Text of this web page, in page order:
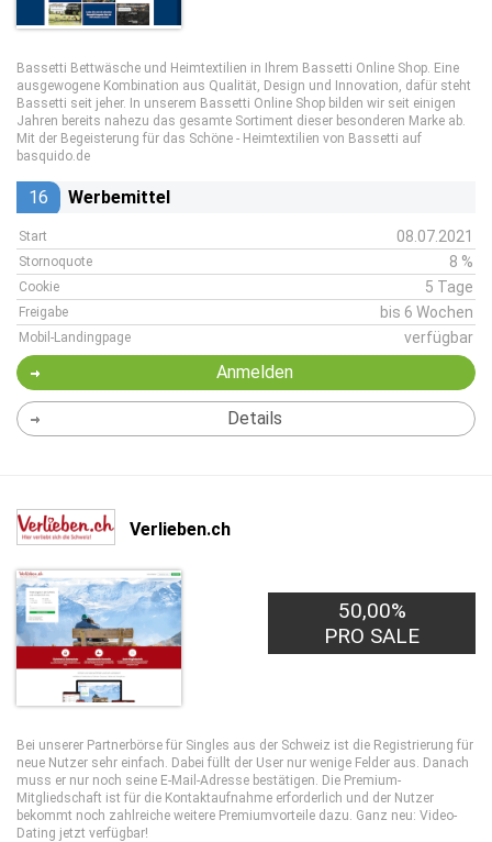
Bassetti Bettwäsche und Heimtextilien in Ihrem Bassetti Online Shop. Eine
ausgewogene Kombination aus Qualität, Design und Innovation, dafür steht
Bassetti seit jeher. In unserem Bassetti Online Shop bilden wir seit einigen
Jahren bereits nahezu das gesamte Sortiment dieser besonderen Marke ab.
Mit der Begeisterung für das Schöne - Heimtextilien von Bassetti auf
basquido.de
16 Werbemittel
Start 08.07.2021
Stornoquote 8 %
Cookie 5 Tage
Freigabe bis 6 Wochen
Mobil-Landingpage verfügbar
Anmelden
Details
Verlieben.ch
0,50€
PRO LEAD
50,00%
PRO SALE
Bei unserer Partnerbörse für Singles aus der Schweiz ist die Registrierung für
neue Nutzer sehr einfach. Dabei füllt der User nur wenige Felder aus. Danach
muss er nur noch seine E-Mail-Adresse bestätigen. Die Premium-
Mitgliedschaft ist für die Kontaktaufnahme erforderlich und der Nutzer
bekommt noch zahlreiche weitere Premiumvorteile dazu. Ganz neu: Video-
Dating jetzt verfügbar!